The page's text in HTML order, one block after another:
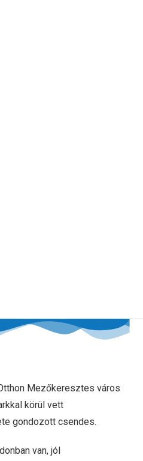
Mezőkeresztes város
körül vett
gondozott csendes.
van, jól